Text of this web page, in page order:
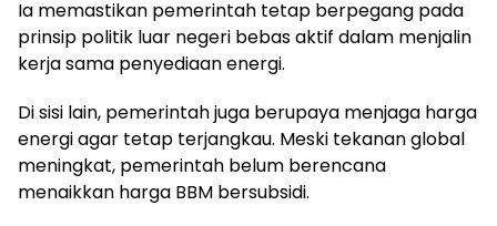
Ia memastikan pemerintah tetap berpegang pada
prinsip politik luar negeri bebas aktif dalam menjalin
kerja sama penyediaan energi.
Di sisi lain, pemerintah juga berupaya menjaga harga
energi agar tetap terjangkau. Meski tekanan global
meningkat, pemerintah belum berencana
menaikkan harga BBM bersubsidi.